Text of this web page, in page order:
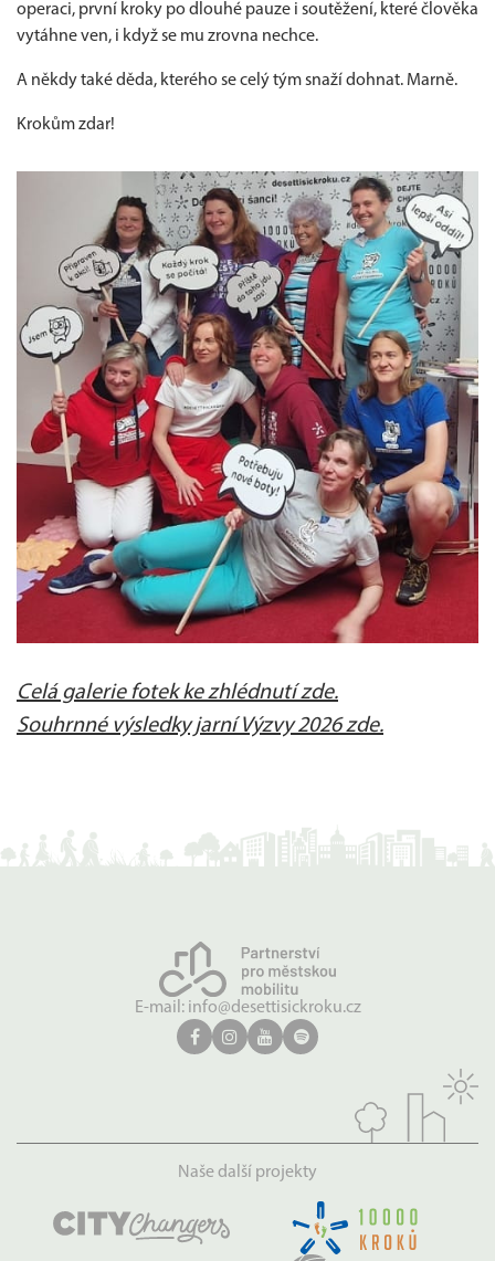
operaci, první kroky po dlouhé pauze i soutěžení, které člověka
vytáhne ven, i když se mu zrovna nechce.
A někdy také děda, kterého se celý tým snaží dohnat. Marně.
Krokům zdar!
Celá galerie fotek ke zhlédnutí zde.
Souhrnné výsledky jarní Výzvy 2026 zde.
E-mail: info@desettisickroku.cz
Naše další projekty